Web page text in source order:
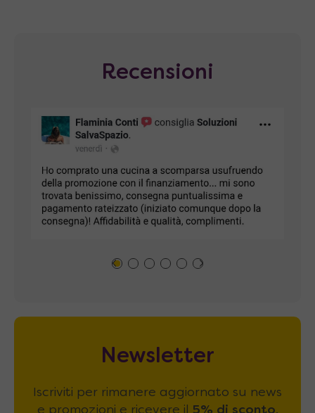
Recensioni
Newsletter
Iscriviti per rimanere aggiornato su news